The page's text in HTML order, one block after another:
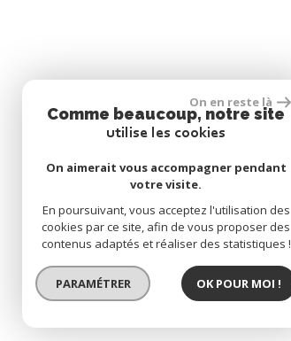
On en reste là
Comme beaucoup, notre site
utilise les cookies
On aimerait vous accompagner pendant
votre visite.
En poursuivant, vous acceptez l'utilisation des
cookies par ce site, afin de vous proposer des
contenus adaptés et réaliser des statistiques !
PARAMÉTRER OK POUR MOI !